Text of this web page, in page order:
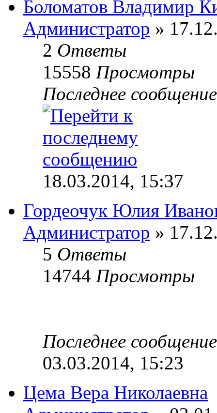
Боломатов Владимир
Администратор »
2 Ответы
15558 Просмотры
Последнее
18.03.2014, 15:37
Гордеочук Юлия
Администратор »
5 Ответы
14744 Просмотры
Последнее
03.03.2014, 15:23
Цема Вера Николаевна